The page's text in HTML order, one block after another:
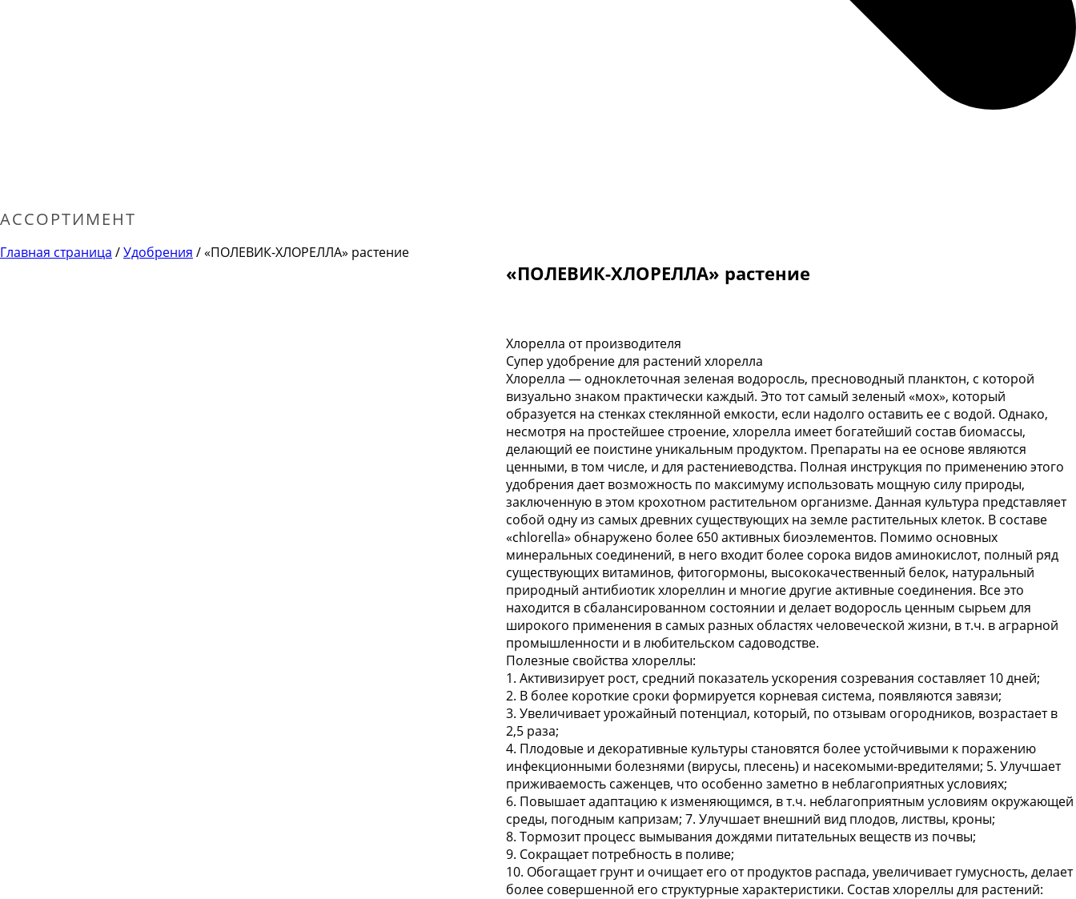
АССОРТИМЕНТ
Главная страница /Удобрения / «ПОЛЕВИК-ХЛОРЕЛЛА» растение
«ПОЛЕВИК-ХЛОРЕЛЛА» растение
Хлорелла от производителя
Супер удобрение для растений хлорелла
Хлорелла — одноклеточная зеленая водоросль, пресноводный планктон, с которой
визуально знаком практически каждый. Это тот самый зеленый «мох», который
образуется на стенках стеклянной емкости, если надолго оставить ее с водой. Однако,
несмотря на простейшее строение, хлорелла имеет богатейший состав биомассы,
делающий ее поистине уникальным продуктом. Препараты на ее основе являются
ценными, в том числе, и для растениеводства. Полная инструкция по применению этого
удобрения дает возможность по максимуму использовать мощную силу природы,
заключенную в этом крохотном растительном организме. Данная культура представляет
собой одну из самых древних существующих на земле растительных клеток. В составе
«chlorella» обнаружено более 650 активных биоэлементов. Помимо основных
минеральных соединений, в него входит более сорока видов аминокислот, полный ряд
существующих витаминов, фитогормоны, высококачественный белок, натуральный
природный антибиотик хлореллин и многие другие активные соединения. Все это
находится в сбалансированном состоянии и делает водоросль ценным сырьем для
широкого применения в самых разных областях человеческой жизни, в т.ч. в аграрной
промышленности и в любительском садоводстве.
Полезные свойства хлореллы:
1. Активизирует рост, средний показатель ускорения созревания составляет 10 дней;
2. В более короткие сроки формируется корневая система, появляются завязи;
3. Увеличивает урожайный потенциал, который, по отзывам огородников, возрастает в
2,5 раза;
4. Плодовые и декоративные культуры становятся более устойчивыми к поражению
инфекционными болезнями (вирусы, плесень) и насекомыми-вредителями; 5. Улучшает
приживаемость саженцев, что особенно заметно в неблагоприятных условиях;
6. Повышает адаптацию к изменяющимся, в т.ч. неблагоприятным условиям окружающей
среды, погодным капризам; 7. Улучшает внешний вид плодов, листвы, кроны;
8. Тормозит процесс вымывания дождями питательных веществ из почвы;
9. Сокращает потребность в поливе;
10. Обогащает грунт и очищает его от продуктов распада, увеличивает гумусность, делает
более совершенной его структурные характеристики. Состав хлореллы для растений: